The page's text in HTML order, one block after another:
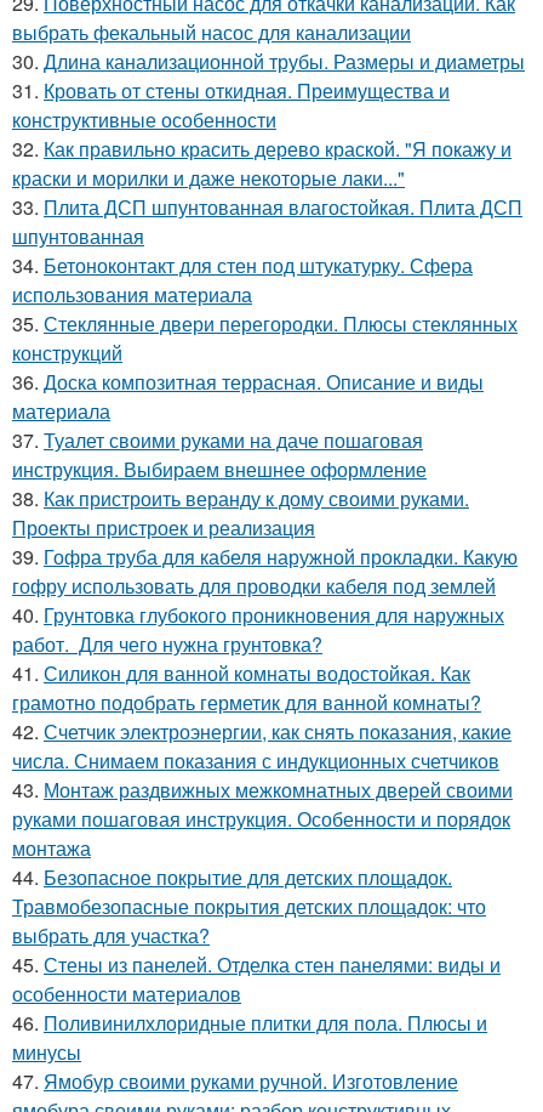
выбрать фекальный насос для канализации
30. Длина канализационной трубы. Размеры и диаметры
31. Кровать от стены откидная. Преимущества и
конструктивные особенности
32. Как правильно красить дерево краской. "Я покажу и
краски и морилки и даже некоторые лаки..."
33. Плита ДСП шпунтованная влагостойкая. Плита ДСП
шпунтованная
34. Бетоноконтакт для стен под штукатурку. Сфера
использования материала
35. Стеклянные двери перегородки. Плюсы стеклянных
конструкций
36. Доска композитная террасная. Описание и виды
материала
37. Туалет своими руками на даче пошаговая
инструкция. Выбираем внешнее оформление
38. Как пристроить веранду к дому своими руками.
Проекты пристроек и реализация
39. Гофра труба для кабеля наружной прокладки. Какую
гофру использовать для проводки кабеля под землей
40. Грунтовка глубокого проникновения для наружных
работ. Для чего нужна грунтовка?
41. Силикон для ванной комнаты водостойкая. Как
грамотно подобрать герметик для ванной комнаты?
42. Счетчик электроэнергии, как снять показания, какие
числа. Снимаем показания с индукционных счетчиков
43. Монтаж раздвижных межкомнатных дверей своими
руками пошаговая инструкция. Особенности и порядок
монтажа
44. Безопасное покрытие для детских площадок.
Травмобезопасные покрытия детских площадок: что
выбрать для участка?
45. Стены из панелей. Отделка стен панелями: виды и
особенности материалов
46. Поливинилхлоридные плитки для пола. Плюсы и
минусы
47. Ямобур своими руками ручной. Изготовление